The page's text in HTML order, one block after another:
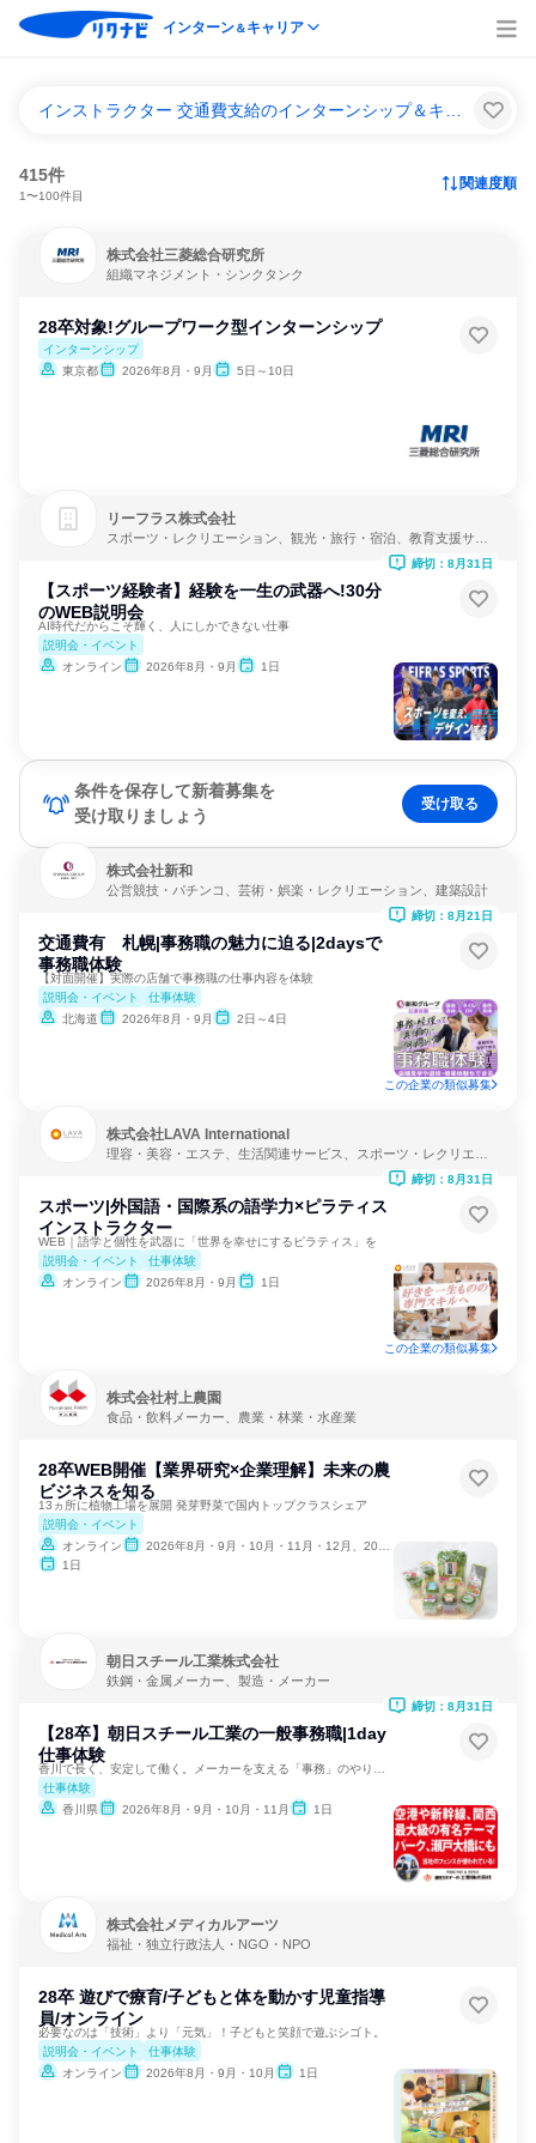
インターン＆キャリア
415件
1〜100件目
関連度順
株式会社三菱総合研究所
組織マネジメント・シンクタンク
28卒対象!グループワーク型インターンシップ
インターンシップ
東京都
2026年8月・9月 5日～10日
リーフラス株式会社
スポーツ・レクリエーション、観光・旅行・宿泊、教育支援サー
【スポーツ経験者】経験を一生の武器へ!30分
のWEB説明会
AI時代だからこそ輝く、人にしかできない仕事
説明会・イベント
オンライン
2026年8月・9月 1日
締切：8月31日
条件を保存して新着募集を
受け取りましょう
受け取る
株式会社新和
公営競技・パチンコ、芸術・娯楽・レクリエーション、建築設計
交通費有 札幌|事務職の魅力に迫る|2daysで
事務職体験
【対面開催】実際の店舗で事務職の仕事内容を体験
説明会・イベント
仕事体験
北海道
2026年8月・9月 2日～4日
締切：8月21日
この企業の類似募集
株式会社LAVA International
理容・美容・エステ、生活関連サービス、スポーツ・レクリエー
スポーツ|外国語・国際系の語学力×ピラティス
インストラクター
WEB｜語学と個性を武器に「世界を幸せにするピラティス」を
説明会・イベント
仕事体験
オンライン
2026年8月・9月 1日
締切：8月31日
この企業の類似募集
株式会社村上農園
食品・飲料メーカー、農業・林業・水産業
28卒WEB開催【業界研究×企業理解】未来の農
ビジネスを知る
13ヵ所に植物工場を展開 発芽野菜で国内トップクラスシェア
説明会・イベント
オンライン
2026年8月・9月・10月・11月・12月、2027年1月
1日
朝日スチール工業株式会社
鉄鋼・金属メーカー、製造・メーカー
【28卒】朝日スチール工業の一般事務職|1day
仕事体験
仕事体験
香川県
2026年8月・9月・10月・11月 1日
締切：8月31日
株式会社メディカルアーツ
福祉・独立行政法人・NGO・NPO
28卒 遊びで療育/子どもと体を動かす児童指導
員/オンライン
必要なのは「技術」より「元気」！子どもと笑顔で遊ぶシゴト。
説明会・イベント
仕事体験
オンライン
2026年8月・9月・10月 1日